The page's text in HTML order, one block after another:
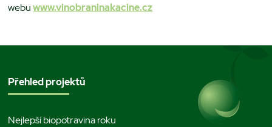
webuwww.vinobraninakacine.cz
Přehled projektů
Nejlepší biopotravina roku